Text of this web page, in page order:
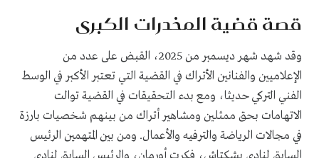
قصة قضية المخدرات الكبرى
وقد شهد شهر ديسمبر من 2025، القبض على عدد من
الإعلاميين والفنانين الأتراك في القضية التي تعتبر الأكبر في الوسط
الفني التركي حديثا، ومع بدء التحقيقات في القضية توالت
الاتهامات بحق ممثلين ومشاهير أتراك من بينهم شخصيات بارزة
في مجالات الرياضة والترفيه والأعمال. ومن بين المتهمين الرئيس